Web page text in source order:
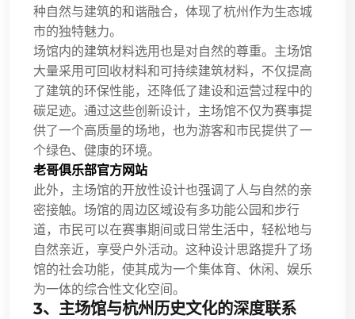
种自然与建筑的和谐融合，体现了杭州作为生态城
市的独特魅力。
场馆内的建筑材料选用也是对自然的尊重。主场馆
大量采用可回收材料和可持续建筑材料，不仅提高
了建筑的环保性能，还降低了建设和运营过程中的
碳足迹。通过这些创新设计，主场馆不仅为赛事提
供了一个高质量的场地，也为游客和市民提供了一
个绿色、健康的环境。
老哥俱乐部官方网站
此外，主场馆的开放性设计也强调了人与自然的亲
密接触。场馆的周边区域设有多功能公园和步行
道，市民可以在赛事期间或日常生活中，轻松地与
自然亲近，享受户外活动。这种设计思路提升了场
馆的社会功能，使其成为一个集体育、休闲、娱乐
为一体的综合性文化空间。
3、主场馆与杭州历史文化的深度联系